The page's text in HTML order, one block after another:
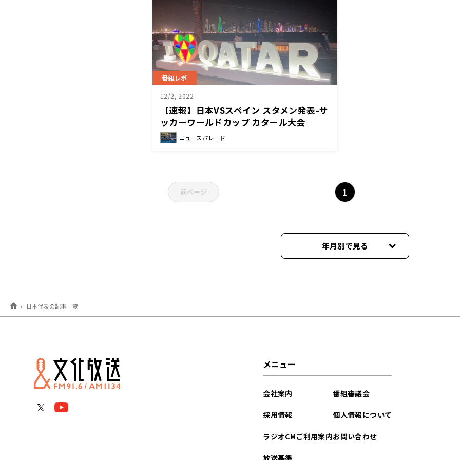
番組レポ
12/2, 2022
【速報】日本VSスペイン スタメン発表-サ
ッカーワールドカップ カタール大会
ニュースパレード
前ページ 1
年月別で見る
2022年12月
2022年11月
日本代表の記事一覧
メニュー
会社案内
採用情報
ラジオCMご利用案内
放送基準
番組審議会
個人情報について
お問い合わせ